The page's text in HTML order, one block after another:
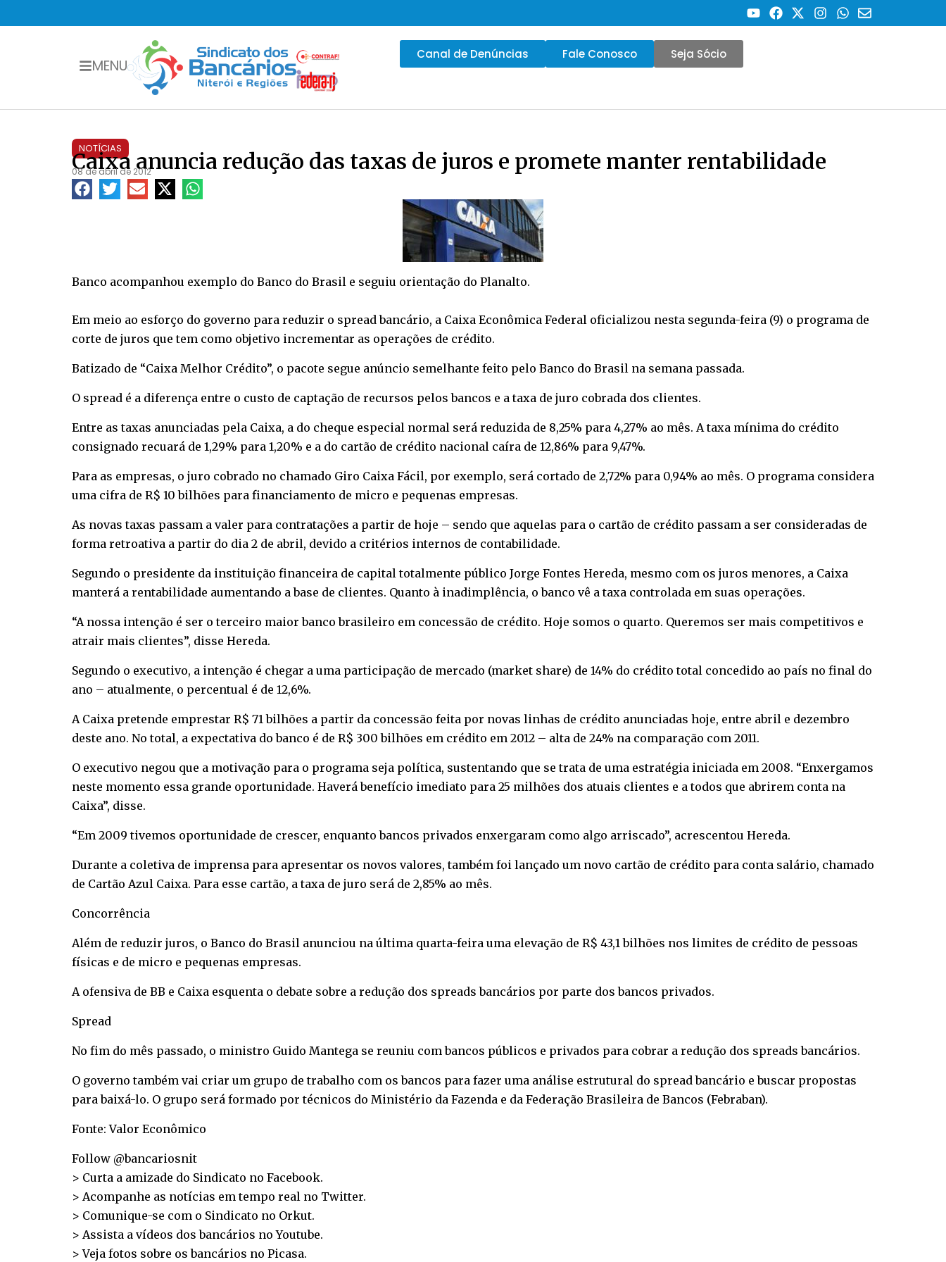
MENU
Canal de Denúncias Fale Conosco Seja Sócio
NOTÍCIAS
Caixa anuncia redução das taxas de juros e promete manter rentabilidade
08 de abril de 2012
Banco acompanhou exemplo do Banco do Brasil e seguiu orientação do Planalto.
Em meio ao esforço do governo para reduzir o spread bancário, a Caixa Econômica Federal oficializou nesta segunda-feira (9) o programa de
corte de juros que tem como objetivo incrementar as operações de crédito.
Batizado de “Caixa Melhor Crédito”, o pacote segue anúncio semelhante feito pelo Banco do Brasil na semana passada.
O spread é a diferença entre o custo de captação de recursos pelos bancos e a taxa de juro cobrada dos clientes.
Entre as taxas anunciadas pela Caixa, a do cheque especial normal será reduzida de 8,25% para 4,27% ao mês. A taxa mínima do crédito
consignado recuará de 1,29% para 1,20% e a do cartão de crédito nacional caíra de 12,86% para 9,47%.
Para as empresas, o juro cobrado no chamado Giro Caixa Fácil, por exemplo, será cortado de 2,72% para 0,94% ao mês. O programa considera
uma cifra de R$ 10 bilhões para financiamento de micro e pequenas empresas.
As novas taxas passam a valer para contratações a partir de hoje – sendo que aquelas para o cartão de crédito passam a ser consideradas de
forma retroativa a partir do dia 2 de abril, devido a critérios internos de contabilidade.
Segundo o presidente da instituição financeira de capital totalmente público Jorge Fontes Hereda, mesmo com os juros menores, a Caixa
manterá a rentabilidade aumentando a base de clientes. Quanto à inadimplência, o banco vê a taxa controlada em suas operações.
“A nossa intenção é ser o terceiro maior banco brasileiro em concessão de crédito. Hoje somos o quarto. Queremos ser mais competitivos e
atrair mais clientes”, disse Hereda.
Segundo o executivo, a intenção é chegar a uma participação de mercado (market share) de 14% do crédito total concedido ao país no final do
ano – atualmente, o percentual é de 12,6%.
A Caixa pretende emprestar R$ 71 bilhões a partir da concessão feita por novas linhas de crédito anunciadas hoje, entre abril e dezembro
deste ano. No total, a expectativa do banco é de R$ 300 bilhões em crédito em 2012 – alta de 24% na comparação com 2011.
O executivo negou que a motivação para o programa seja política, sustentando que se trata de uma estratégia iniciada em 2008. “Enxergamos
neste momento essa grande oportunidade. Haverá benefício imediato para 25 milhões dos atuais clientes e a todos que abrirem conta na
Caixa”, disse.
“Em 2009 tivemos oportunidade de crescer, enquanto bancos privados enxergaram como algo arriscado”, acrescentou Hereda.
Durante a coletiva de imprensa para apresentar os novos valores, também foi lançado um novo cartão de crédito para conta salário, chamado
de Cartão Azul Caixa. Para esse cartão, a taxa de juro será de 2,85% ao mês.
Concorrência
Além de reduzir juros, o Banco do Brasil anunciou na última quarta-feira uma elevação de R$ 43,1 bilhões nos limites de crédito de pessoas
físicas e de micro e pequenas empresas.
A ofensiva de BB e Caixa esquenta o debate sobre a redução dos spreads bancários por parte dos bancos privados.
Spread
No fim do mês passado, o ministro Guido Mantega se reuniu com bancos públicos e privados para cobrar a redução dos spreads bancários.
O governo também vai criar um grupo de trabalho com os bancos para fazer uma análise estrutural do spread bancário e buscar propostas
para baixá-lo. O grupo será formado por técnicos do Ministério da Fazenda e da Federação Brasileira de Bancos (Febraban).
Fonte: Valor Econômico
Follow @bancariosnit
> Curta a amizade do Sindicato no Facebook.
> Acompanhe as notícias em tempo real no Twitter.
> Comunique-se com o Sindicato no Orkut.
> Assista a vídeos dos bancários noYoutube.
> Veja fotos sobre os bancários no Picasa.